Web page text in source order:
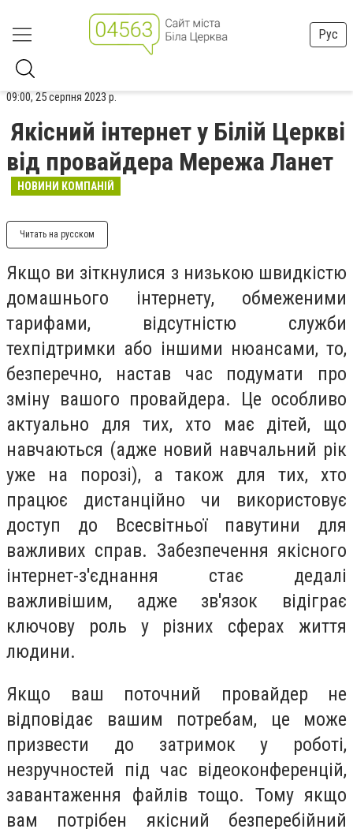
Рус
09:00, 25 серпня 2023 р.
Якісний інтернет у Білій Церкві
від провайдера Мережа Ланет
НОВИНИ КОМПАНІЙ
Читать на русском
Якщо ви зіткнулися з низькою швидкістю
домашнього інтернету, обмеженими
тарифами, відсутністю служби
техпідтримки або іншими нюансами, то,
безперечно, настав час подумати про
зміну вашого провайдера. Це особливо
актуально для тих, хто має дітей, що
навчаються (адже новий навчальний рік
уже на порозі), а також для тих, хто
працює дистанційно чи використовує
доступ до Всесвітньої павутини для
важливих справ. Забезпечення якісного
інтернет-з'єднання стає дедалі
важливішим, адже зв'язок відіграє
ключову роль у різних сферах життя
людини.
Якщо ваш поточний провайдер не
відповідає вашим потребам, це може
призвести до затримок у роботі,
незручностей під час відеоконференцій,
завантаження файлів тощо. Тому якщо
вам потрібен якісний безперебійний